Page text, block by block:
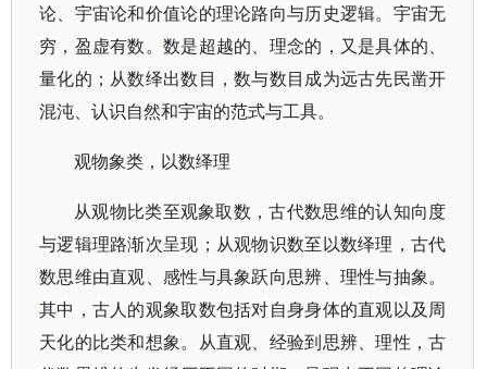
论、宇宙论和价值论的理论路向与历史逻辑。宇宙无
穷，盈虚有数。数是超越的、理念的，又是具体的、
量化的；从数绎出数目，数与数目成为远古先民凿开
混沌、认识自然和宇宙的范式与工具。
观物象类，以数绎理
从观物比类至观象取数，古代数思维的认知向度
与逻辑理路渐次呈现；从观物识数至以数绎理，古代
数思维由直观、感性与具象跃向思辨、理性与抽象。
其中，古人的观象取数包括对自身身体的直观以及周
天化的比类和想象。从直观、经验到思辨、理性，古